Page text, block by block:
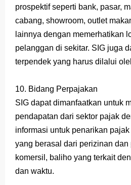
prospektif seperti bank, pasar,
cabang, showroom, outlet
lainnya dengan memerhatikan
pelanggan di sekitar. SIG juga
terpendek yang harus dilalui
10. Bidang Perpajakan
SIG dapat dimanfaatkan untuk
pendapatan dari sektor pajak
informasi untuk penarikan
yang berasal dari perizinan
komersil, baliho yang terkait
dan waktu.